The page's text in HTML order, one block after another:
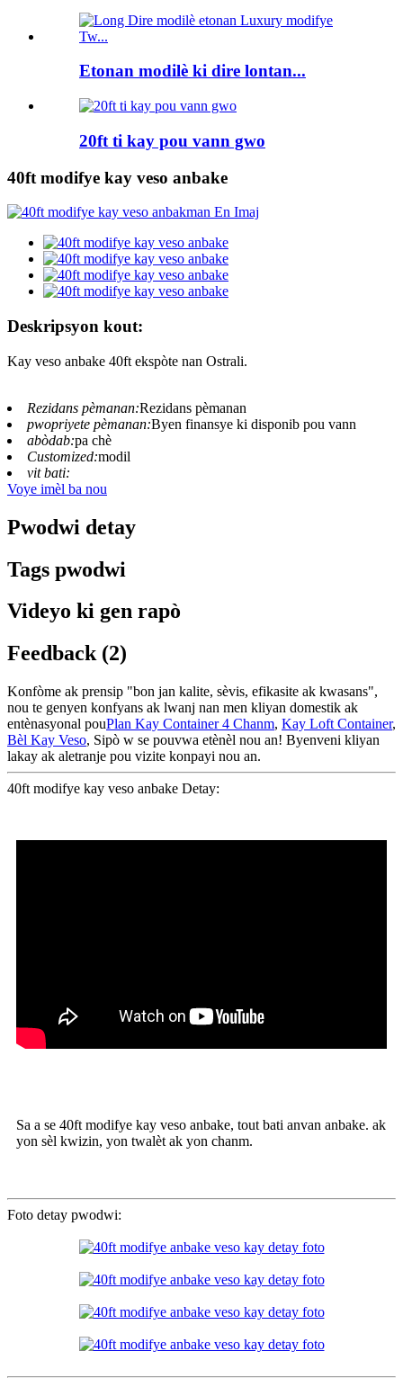
Etonan modilè ki dire lontan...
20ft ti kay pou vann gwo
40ft modifye kay veso anbake
Deskripsyon kout:
Kay veso anbake 40ft ekspòte nan Ostrali.
Rezidans pèmanan:Rezidans pèmanan
pwopriyete pèmanan:Byen finansye ki disponib pou vann
abòdab:pa chè
Customized:modil
vit bati:
Voye imèl ba nou
Pwodwi detay
Tags pwodwi
Videyo ki gen rapò
Feedback (2)
Konfòme ak prensip "bon jan kalite, sèvis, efikasite ak kwasans",
nou te genyen konfyans ak lwanj nan men kliyan domestik ak
entènasyonal pouPlan Kay Container 4 Chanm, Kay Loft Container,
Bèl Kay Veso, Sipò w se pouvwa etènèl nou an! Byenveni kliyan
lakay ak aletranje pou vizite konpayi nou an.
40ft modifye kay veso anbake Detay:
Sa a se 40ft modifye kay veso anbake, tout bati anvan anbake. ak
yon sèl kwizin, yon twalèt ak yon chanm.
Foto detay pwodwi: